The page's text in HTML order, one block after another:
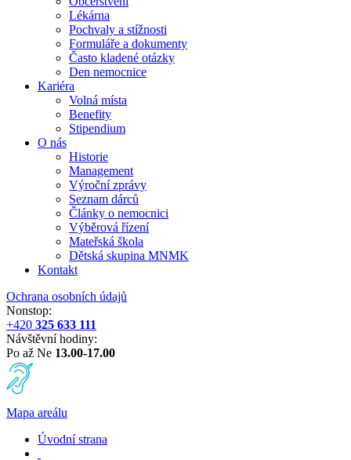
Lékárna
Pochvaly a stížnosti
Formuláře a dokumenty
Často kladené otázky
Den nemocnice
Kariéra
Volná místa
Benefity
Stipendium
O nás
Historie
Management
Výroční zprávy
Seznam dárců
Články o nemocnici
Výběrová řízení
Mateřská škola
Dětská skupina MNMK
Kontakt
Ochrana osobních údajů
Nonstop:
+420 325 633 111
Návštěvní hodiny:
Po až Ne 13.00-17.00
Mapa areálu
Úvodní strana